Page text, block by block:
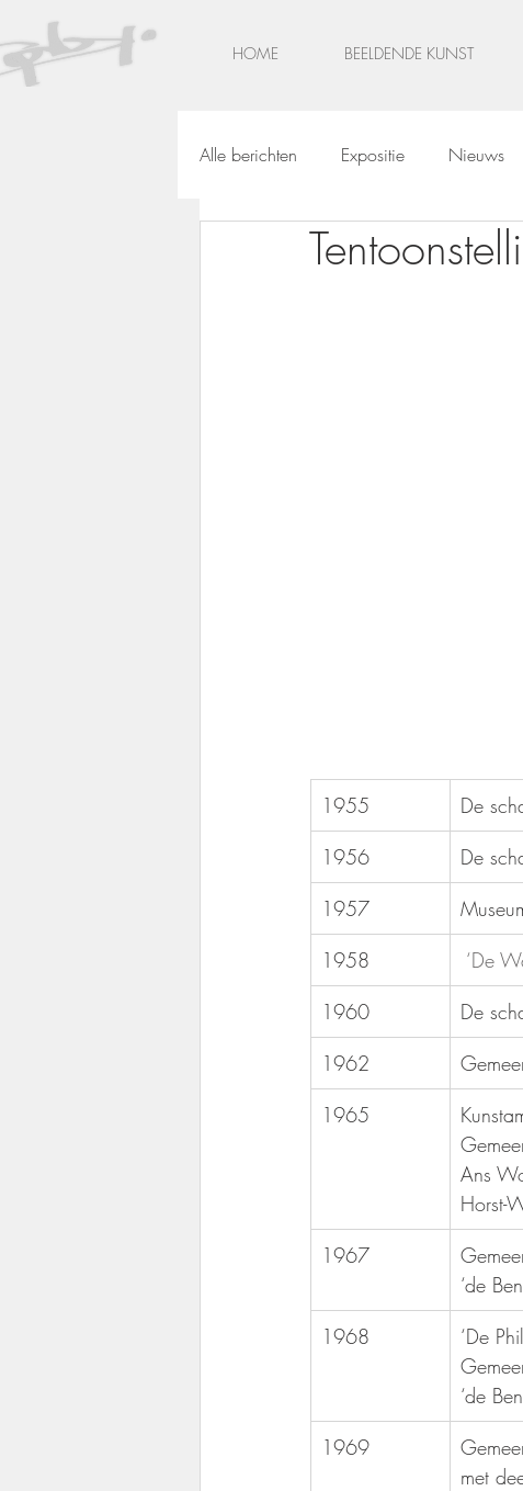
HOME BEELDENDE KUNST
Alle berichten Expositie Nieuws
Monumentale kunst Glas in lood
1955
De
1956
De
1957
1958
‘De
1960
De
1962
1965
Ans
Horst-
1967
‘de
1968
​‘De
‘de
1969
met